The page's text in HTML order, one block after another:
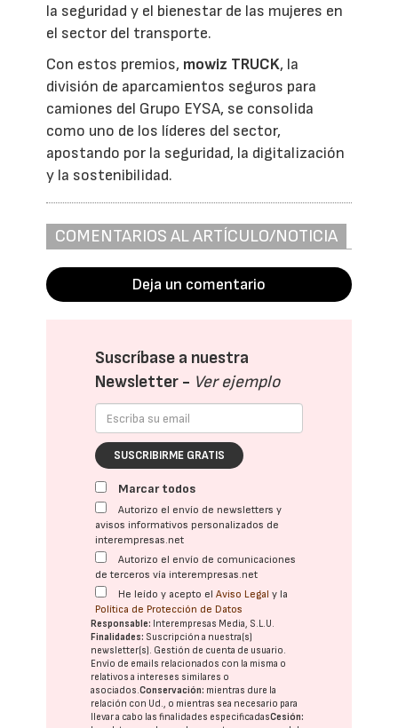
la seguridad y el bienestar de las mujeres en
el sector del transporte.
Con estos premios, mowiz TRUCK, la
división de aparcamientos seguros para
camiones del Grupo EYSA, se consolida
como uno de los líderes del sector,
apostando por la seguridad, la digitalización
y la sostenibilidad.
COMENTARIOS AL ARTÍCULO/NOTICIA
Deja un comentario
Suscríbase a nuestra
Newsletter - Ver ejemplo
SUSCRIBIRME GRATIS
Marcar todos
Autorizo el envío de newsletters y
avisos informativos personalizados de
interempresas.net
Autorizo el envío de comunicaciones
de terceros vía interempresas.net
He leído y acepto elAviso Legal y la
Política de Protección de Datos
Responsable: Interempresas Media, S.L.U.
Finalidades: Suscripción a nuestra(s)
newsletter(s). Gestión de cuenta de usuario.
Envío de emails relacionados con la misma o
relativos a intereses similares o
asociados.Conservación: mientras dure la
relación con Ud., o mientras sea necesario para
llevar a cabo las finalidades especificadasCesión: